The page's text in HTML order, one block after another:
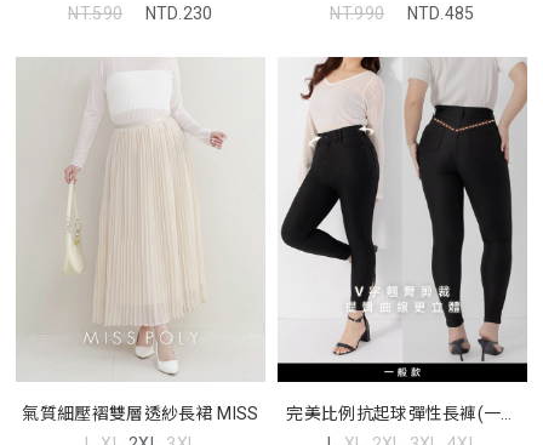
NT.590
NTD.230
NT.990
NTD.485
氣質細壓褶雙層透紗長裙 MISS
完美比例抗起球彈性長褲(一般
版)